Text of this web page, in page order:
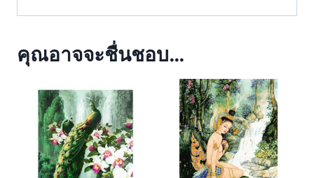
คุณอาจจะชื่นชอบ…